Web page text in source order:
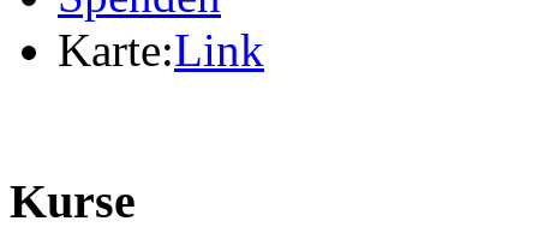
Karte:Link
Kurse